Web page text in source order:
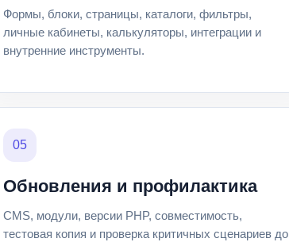
Формы, блоки, страницы, каталоги, фильтры,
личные кабинеты, калькуляторы, интеграции и
внутренние инструменты.
05
Обновления и профилактика
CMS, модули, версии PHP, совместимость,
тестовая копия и проверка критичных сценариев до